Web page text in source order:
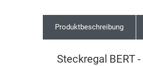
Produktbeschreibung
Steckregal BERT